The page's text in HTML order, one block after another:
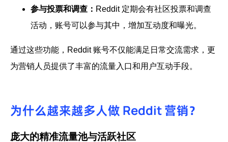
参与投票和调查： Reddit 定期会有社区投票和调查
活动，账号可以参与其中，增加互动度和曝光。
通过这些功能，Reddit 账号不仅能满足日常交流需求，更
为营销人员提供了丰富的流量入口和用户互动手段。
为什么越来越多人做 Reddit 营销？
庞大的精准流量池与活跃社区